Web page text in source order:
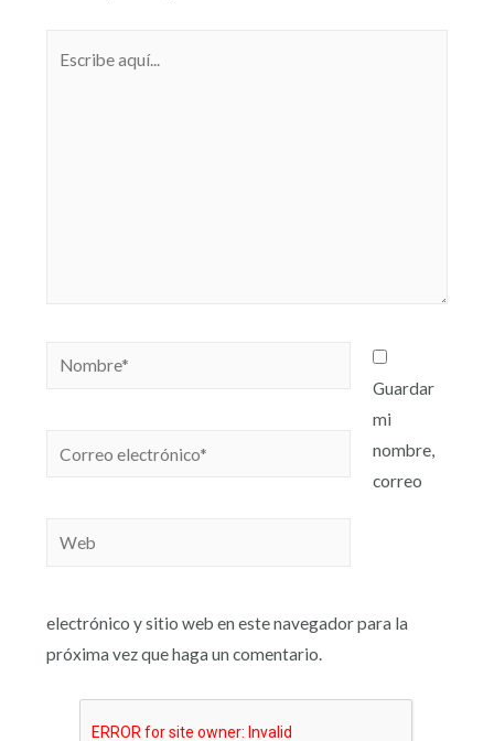
Guardar
mi
nombre,
correo
electrónico y sitio web en este navegador para la
próxima vez que haga un comentario.